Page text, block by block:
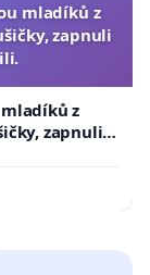
mladíků z
zapnuli
z
zapnuli ji